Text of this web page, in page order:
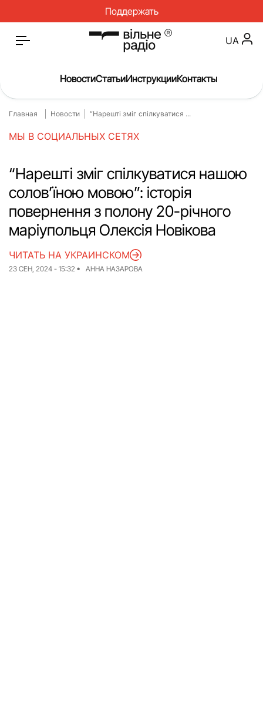
Поддержать
Главная
Новости
О нас
Инструкции
Спорт
Интервью
Досье
Репортаж
Блог
Проекты
Спецпроекты
Архив проектов
UA
НовостиСтатьиИнструкцииКонтакты
Главная Новости “Нарешті зміг спілкуватися ...
МЫ В СОЦИАЛЬНЫХ СЕТЯХ
“Нарешті зміг спілкуватися нашою
солов’їною мовою”: історія
повернення з полону 20-річного
маріупольця Олексія Новікова
23 СЕН, 2024 - 15:32 АННА НАЗАРОВА
ЧИТАТЬ НА УКРАИНСКОМ